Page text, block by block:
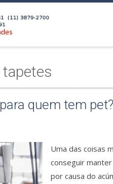
quem tem pet?
Uma das coisas
conseguir
por causa do